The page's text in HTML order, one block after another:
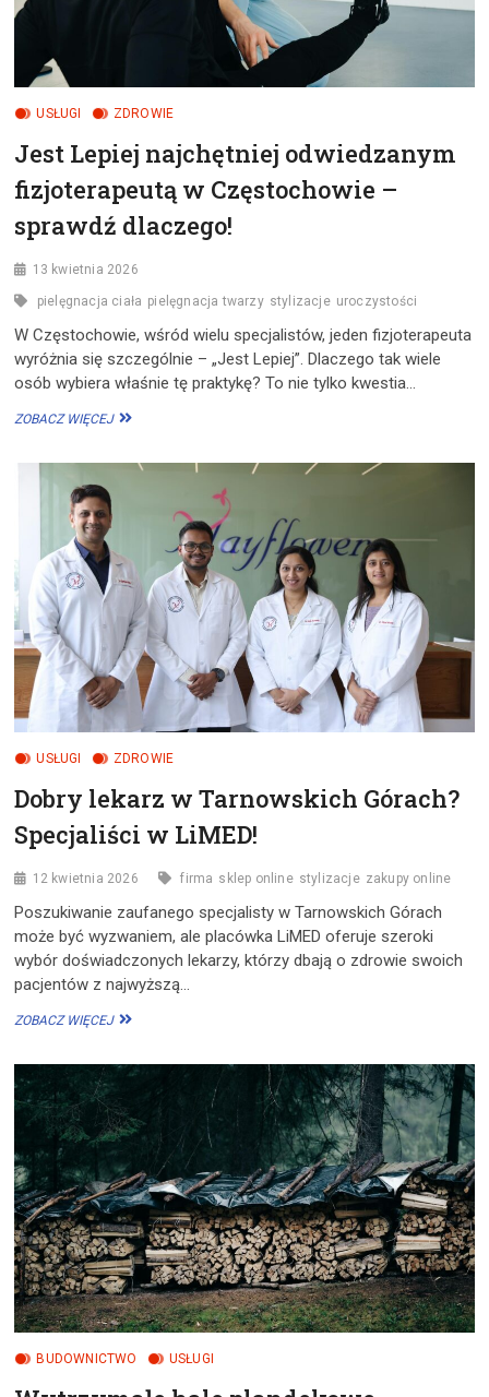
USŁUGI ZDROWIE
Jest Lepiej najchętniej odwiedzanym
fizjoterapeutą w Częstochowie –
sprawdź dlaczego!
13 kwietnia 2026
pielęgnacja ciała pielęgnacja twarzy stylizacje uroczystości
W Częstochowie, wśród wielu specjalistów, jeden fizjoterapeuta
wyróżnia się szczególnie – „Jest Lepiej”. Dlaczego tak wiele
osób wybiera właśnie tę praktykę? To nie tylko kwestia…
ZOBACZ WIĘCEJJEST
ODWIEDZANYM
FIZJOTERAPEUTĄ
CZĘSTOCHOWIE
–
SPRAWDŹ
DLACZEGO!
USŁUGI ZDROWIE
Dobry lekarz w Tarnowskich Górach?
Specjaliści w LiMED!
12 kwietnia 2026 firma sklep online stylizacje zakupy online
Poszukiwanie zaufanego specjalisty w Tarnowskich Górach
może być wyzwaniem, ale placówka LiMED oferuje szeroki
wybór doświadczonych lekarzy, którzy dbają o zdrowie swoich
pacjentów z najwyższą…
ZOBACZ WIĘCEJDOBRY
TARNOWSKICH
GÓRACH?
SPECJALIŚCI
W
LIMED!
BUDOWNICTWO USŁUGI